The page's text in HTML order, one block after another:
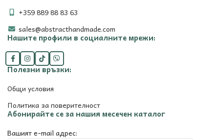
+359 889 88 83 63
sales@abstracthandmade.com
Нашите профили в социалните мрежи:
Полезни връзки:
Общи условия
Политика за поверителност
Абонирайте се за нашия месечен каталог
Вашият e-mail адрес: